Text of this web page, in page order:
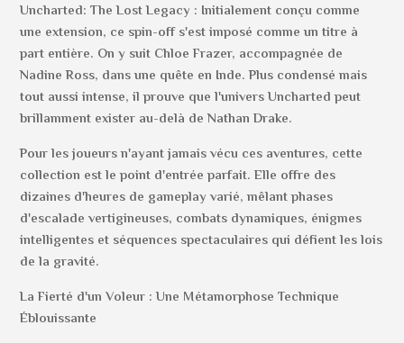
Uncharted: The Lost Legacy : Initialement conçu comme
une extension, ce spin-off s'est imposé comme un titre à
part entière. On y suit Chloe Frazer, accompagnée de
Nadine Ross, dans une quête en Inde. Plus condensé mais
tout aussi intense, il prouve que l'univers Uncharted peut
brillamment exister au-delà de Nathan Drake.
Pour les joueurs n'ayant jamais vécu ces aventures, cette
collection est le point d'entrée parfait. Elle offre des
dizaines d'heures de gameplay varié, mêlant phases
d'escalade vertigineuses, combats dynamiques, énigmes
intelligentes et séquences spectaculaires qui défient les lois
de la gravité.
La Fierté d'un Voleur : Une Métamorphose Technique
Éblouissante